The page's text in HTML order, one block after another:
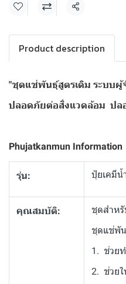
แชร์
Product description
"ชุดแช่พันธุ์สูตรเดิม ระบบผู้
ปลอดภัยต่อสิ่งแวดล้อม ป
Phujatkanmun Information
รุ่น: ปุ๋ยเคมีน้
คุณสมบัติ:
ชุดสำห
ชุดแช่พั
1. ช่วย
2. ช่วยใ